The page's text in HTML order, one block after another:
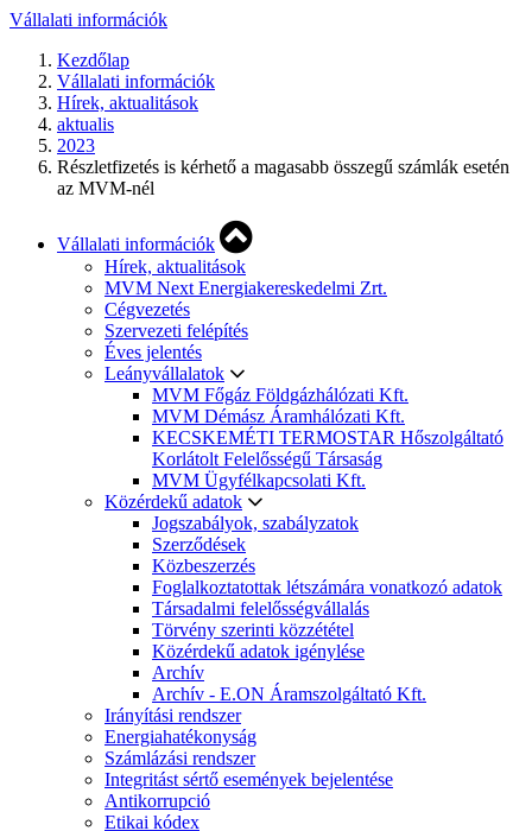
Vállalati információk
Kezdőlap
Vállalati információk
Hírek, aktualitások
aktualis
2023
Részletfizetés is kérhető a magasabb összegű számlák esetén
az MVM-nél
Vállalati információk
Hírek, aktualitások
MVM Next Energiakereskedelmi Zrt.
Cégvezetés
Szervezeti felépítés
Éves jelentés
Leányvállalatok
MVM Főgáz Földgázhálózati Kft.
MVM Démász Áramhálózati Kft.
KECSKEMÉTI TERMOSTAR Hőszolgáltató
Korlátolt Felelősségű Társaság
MVM Ügyfélkapcsolati Kft.
Közérdekű adatok
Jogszabályok, szabályzatok
Szerződések
Közbeszerzés
Foglalkoztatottak létszámára vonatkozó adatok
Társadalmi felelősségvállalás
Törvény szerinti közzététel
Közérdekű adatok igénylése
Archív
Archív - E.ON Áramszolgáltató Kft.
Irányítási rendszer
Energiahatékonyság
Számlázási rendszer
Integritást sértő események bejelentése
Antikorrupció
Etikai kódex